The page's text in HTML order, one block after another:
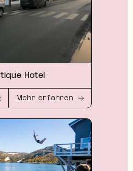
Hotel
Mehr erfahren